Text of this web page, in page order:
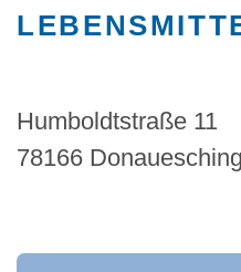
Humboldtstraße 11
78166